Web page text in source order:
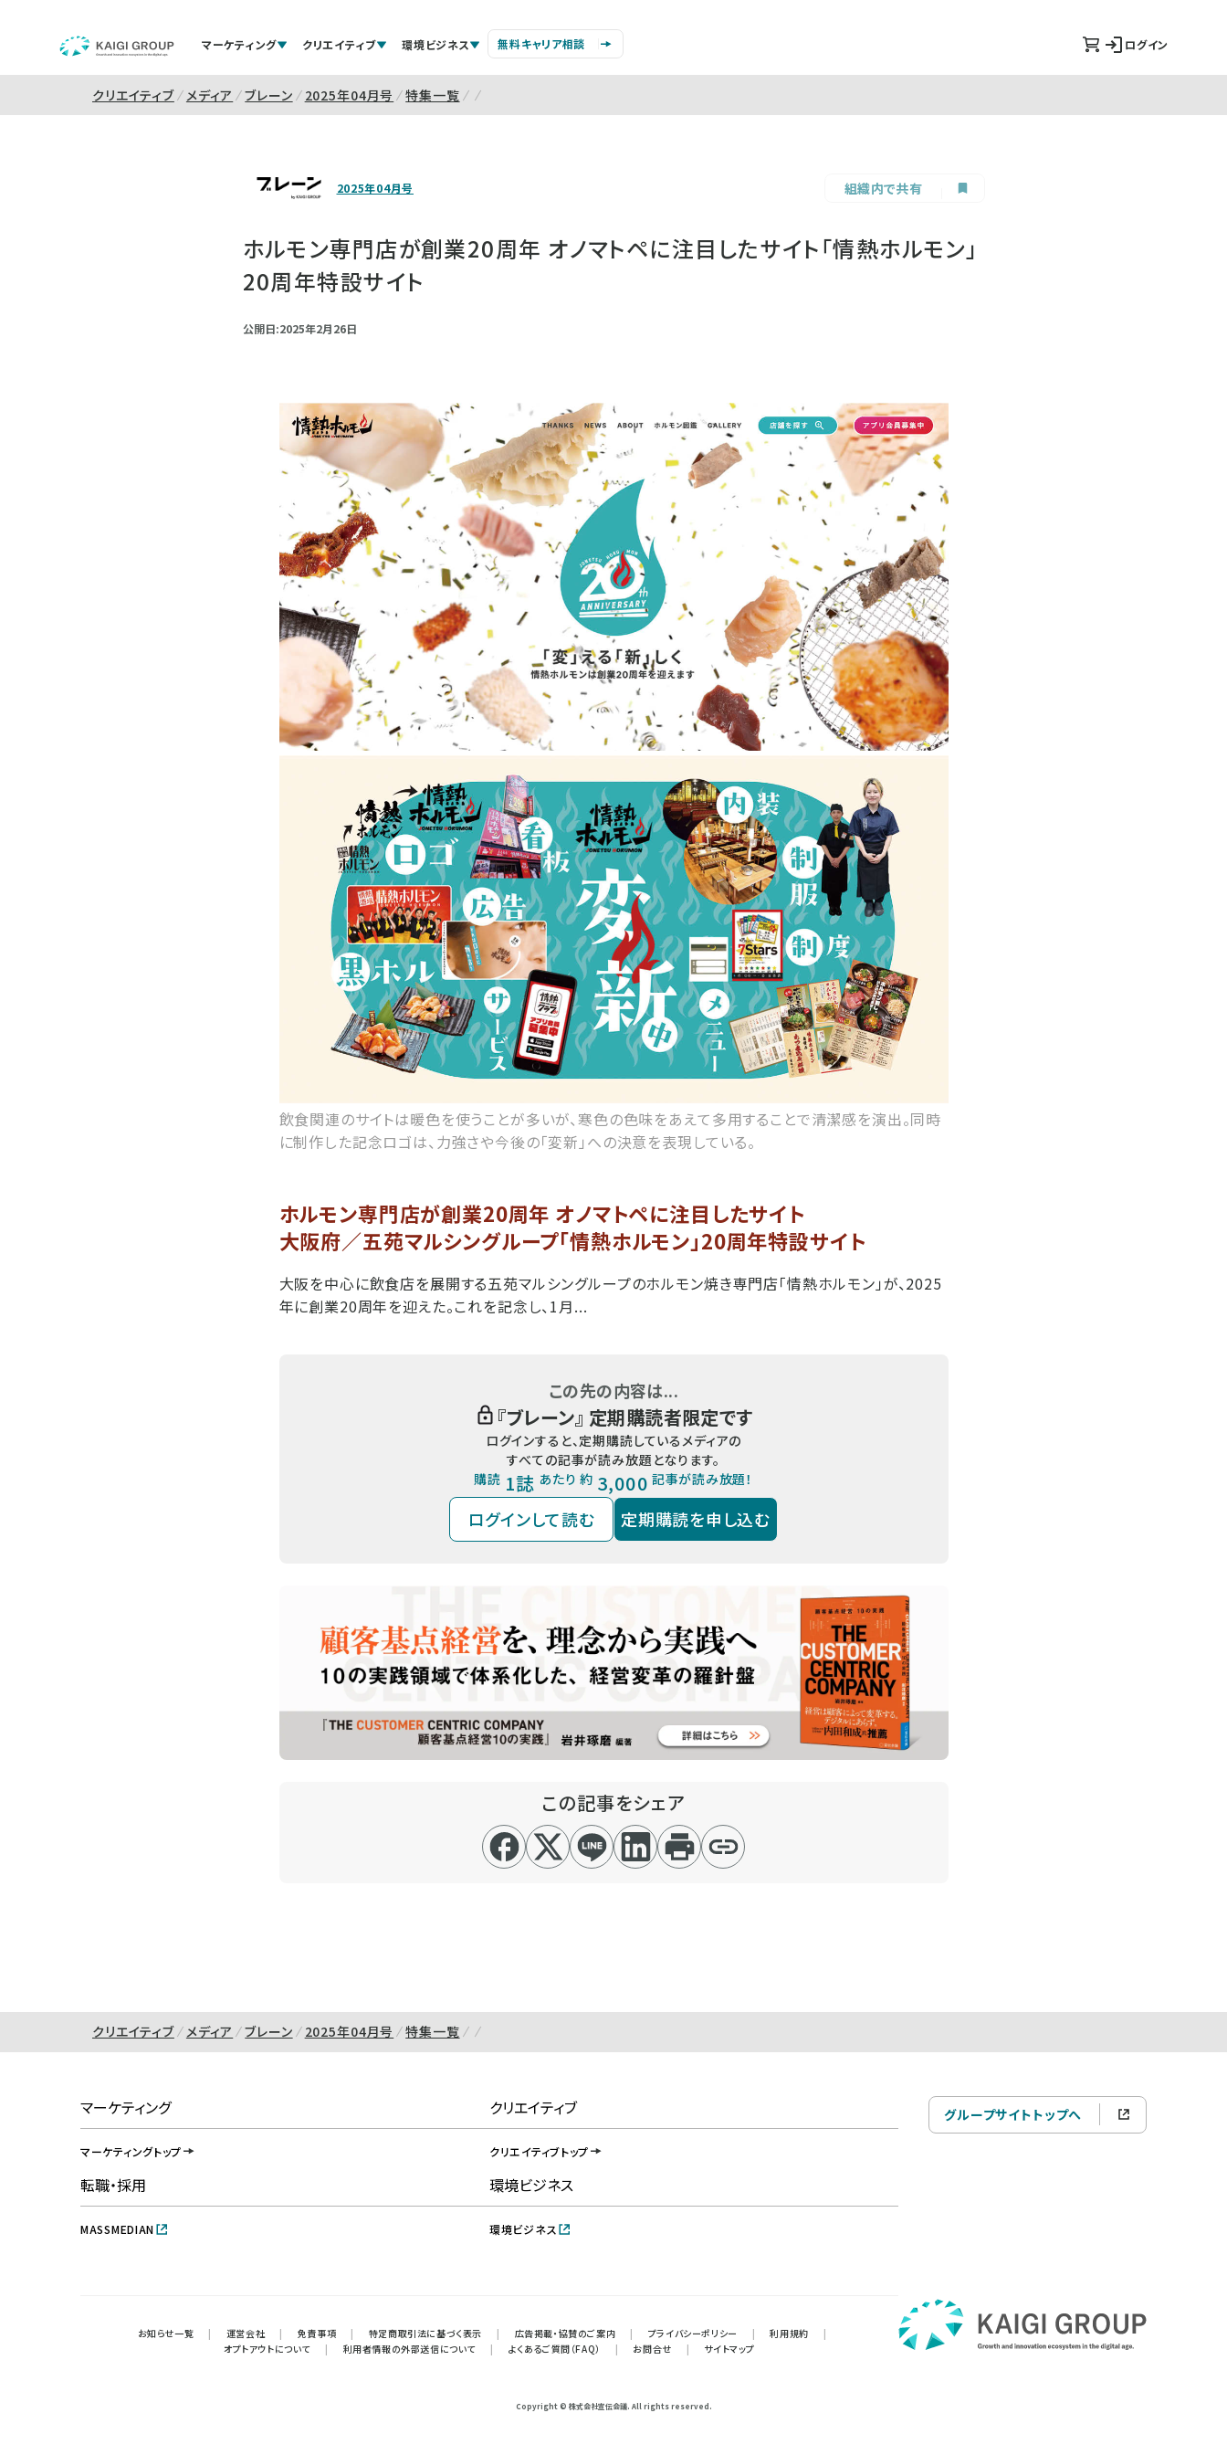
マーケティング クリエイティブ 環境ビジネス 無料キャリア相談 ログイン
クリエイティブ メディア ブレーン 2025年04月号 特集一覧
2025年04月号 組織内で共有
ホルモン専門店が創業20周年 オノマトペに注目したサイト「情熱ホルモン」
20周年特設サイト
公開日:2025年2月26日
飲食関連のサイトは暖色を使うことが多いが、寒色の色味をあえて多用することで清潔感を演出。同時
に制作した記念ロゴは、力強さや今後の「変新」への決意を表現している。
ホルモン専門店が創業20周年 オノマトペに注目したサイト
大阪府／五苑マルシングループ「情熱ホルモン」20周年特設サイト
大阪を中心に飲食店を展開する五苑マルシングループのホルモン焼き専門店「情熱ホルモン」が、2025
年に創業20周年を迎えた。これを記念し、1月...
この先の内容は...
『ブレーン』 定期購読者限定です
ログインすると、定期購読しているメディアの
すべての記事が読み放題となります。
購読 1誌 あたり 約 3,000 記事が読み放題！
ログインして読む 定期購読を申し込む
この記事をシェア
クリエイティブ メディア ブレーン 2025年04月号 特集一覧
マーケティング
マーケティングトップ
クリエイティブ
クリエイティブトップ
転職・採用
MASSMEDIAN
環境ビジネス
環境ビジネス
お知らせ一覧 | 運営会社 | 免責事項 | 特定商取引法に基づく表示 | 広告掲載・協賛のご案内 | プライバシーポリシー | 利用規約
|
オプトアウトについて
| 利用者情報の外部送信について | よくあるご質問（FAQ） | お問合せ | サイトマップ
グループサイトトップへ
Copyright © 株式会社宣伝会議. All rights reserved.